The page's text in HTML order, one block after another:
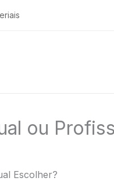
ou
Escolher?